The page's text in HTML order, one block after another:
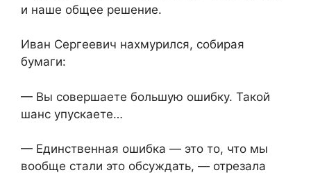
и наше общее решение.
Иван Сергеевич нахмурился, собирая
бумаги:
— Вы совершаете большую ошибку. Такой
шанс упускаете…
— Единственная ошибка — это то, что мы
вообще стали это обсуждать, — отрезала